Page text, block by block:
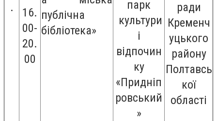
.
16.
00-
20.
00
публічна
бібліотека»
парк
культури
і
відпочин
ку
«Придніп
ровський
»
ради
Кременч
уцького
району
Полтавсь
кої
області